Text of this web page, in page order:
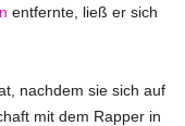
entfernte, ließ er sich
nachdem sie sich auf
mit dem Rapper in